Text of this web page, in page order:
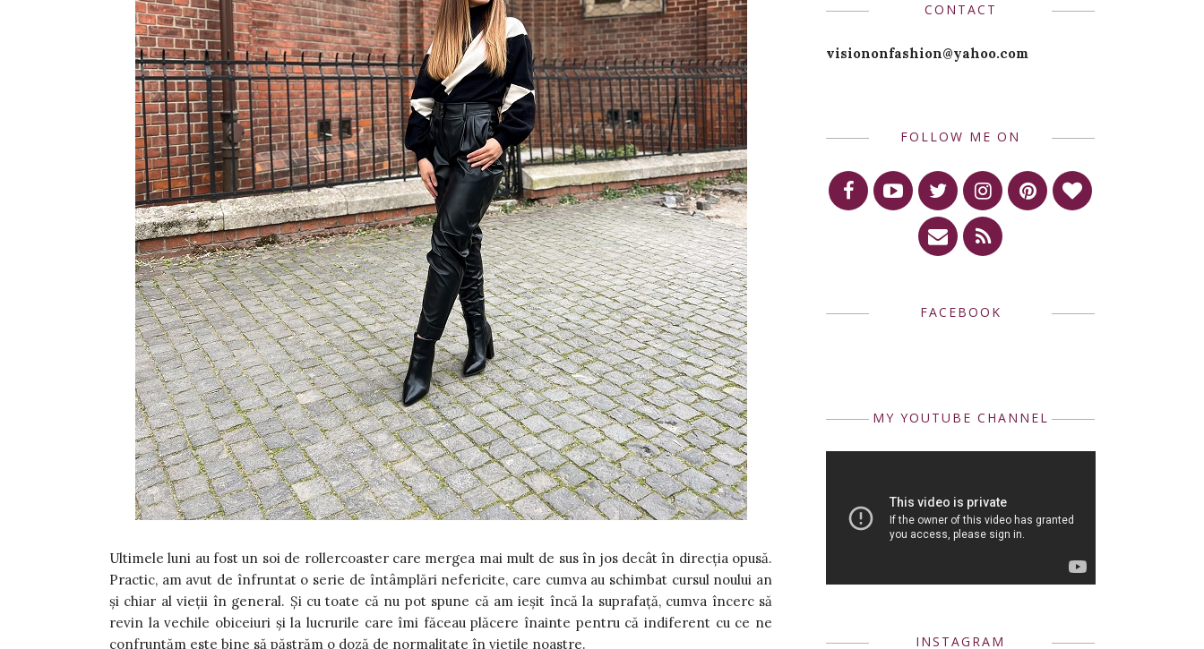
Ultimele luni au fost un soi de rollercoaster care mergea mai mult de sus în jos decât în direcția opusă.
Practic, am avut de înfruntat o serie de întâmplări nefericite, care cumva au schimbat cursul noului an
și chiar al vieții în general. Și cu toate că nu pot spune că am ieșit încă la suprafață, cumva încerc să
revin la vechile obiceiuri și la lucrurile care îmi făceau plăcere înainte pentru că indiferent cu ce ne
confruntăm este bine să păstrăm o doză de normalitate în viețile noastre.
CONTACT
visiononfashion@yahoo.com
FOLLOW ME ON
FACEBOOK
MY YOUTUBE CHANNEL
INSTAGRAM